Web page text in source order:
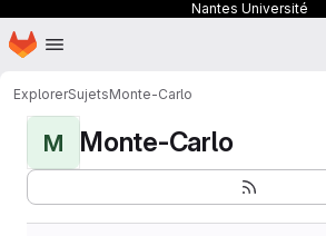
Nantes Université
Passer au contenu principal
Page d'accueil
ExplorerSujetsMonte-Carlo
M Monte-Carlo